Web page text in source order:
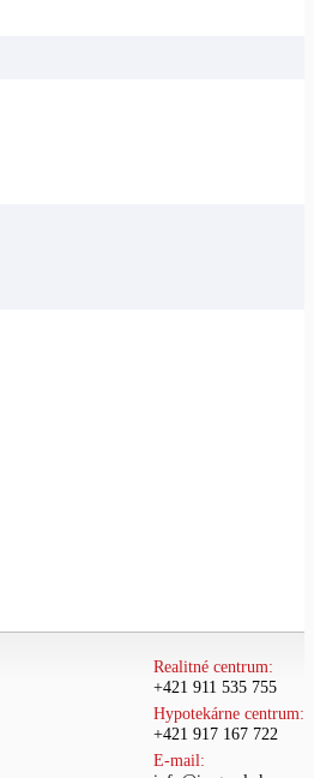
Realitné centrum:
+421 911 535 755
Hypotekárne centrum:
+421 917 167 722
E-mail: